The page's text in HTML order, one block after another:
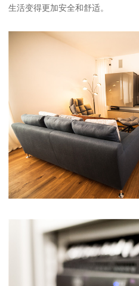
生活变得更加安全和舒适。